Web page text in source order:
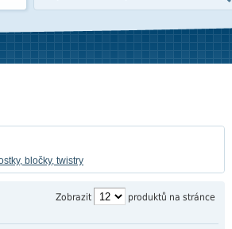
bločky, twistry
Zobrazit produktů na stránce